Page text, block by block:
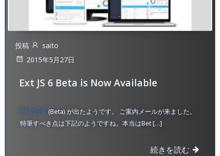
投稿
saito
2015年5月27日
Ext JS 6 Beta is Now Available
Ext JS 6 (Beta) が出たようです。 ご案内メールが来ました。
特筆すべき点は下記のようですね。本当はBet […]
続きを読む